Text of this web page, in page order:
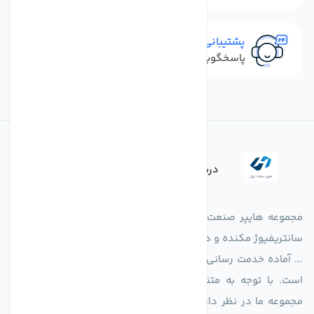
پشتیبانی سریع
پاسخگویی سریع به تماس‌ها و پیام‌ها
درباره فروشگاه
مجموعه هایپر صنعت ایران در امر تولید و واردات انواع فن های
سانتریفیوژ مکنده و دمنده آکسیال، سقفی، بین کانالی، مرغداری و
... آماده خدمت رسانی به شرکت های تولیدی، صنعتی و ساختمانی
است. با توجه به متنوع بودن فن های تولیدی کمپانی اروپایی
مجموعه ما در نظر دارد کالاهای تخصصی شما عزیزان رو در صرف